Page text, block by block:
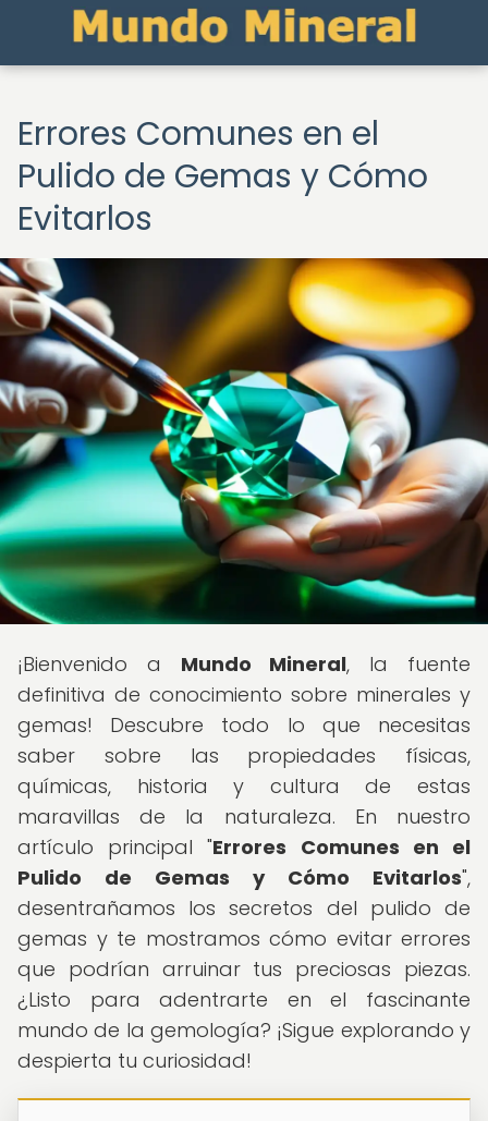
Errores Comunes en el
Pulido de Gemas y Cómo
Evitarlos
¡Bienvenido a Mundo Mineral, la fuente
definitiva de conocimiento sobre minerales y
gemas! Descubre todo lo que necesitas
saber sobre las propiedades físicas,
químicas, historia y cultura de estas
maravillas de la naturaleza. En nuestro
artículo principal "Errores Comunes en el
Pulido de Gemas y Cómo Evitarlos",
desentrañamos los secretos del pulido de
gemas y te mostramos cómo evitar errores
que podrían arruinar tus preciosas piezas.
¿Listo para adentrarte en el fascinante
mundo de la gemología? ¡Sigue explorando y
despierta tu curiosidad!